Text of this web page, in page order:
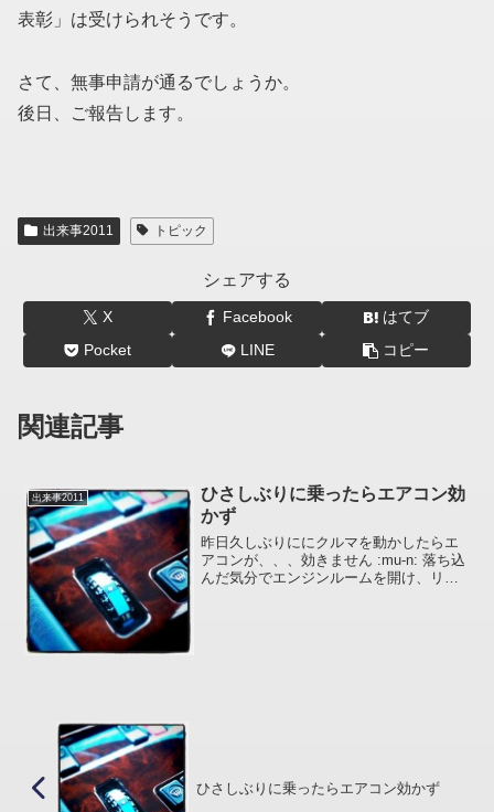
表彰」は受けられそうです。
さて、無事申請が通るでしょうか。
後日、ご報告します。
出来事2011 トピック
シェアする
X Facebook
はてブ
Pocket
LINE コピー
関連記事
出来事2011
ひさしぶりに乗ったらエアコン効
かず
昨日久しぶりににクルマを動かしたらエ
アコンが、、、効きません :mu-n: 落ち込
んだ気分でエンジンルームを開け、リキ
ひさしぶりに乗ったらエアコン効かず